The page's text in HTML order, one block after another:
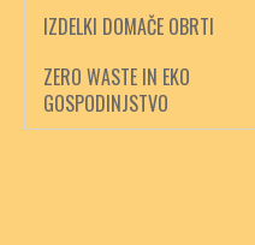
IZDELKI DOMAČE OBRTI
ZERO WASTE IN EKO
GOSPODINJSTVO